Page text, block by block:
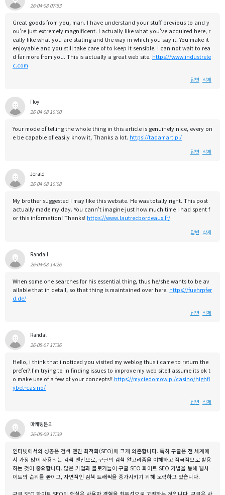
26-04-08 07:53
Great goods from you, man. I have understand your stuff previous to and y
ou're just extremely magnificent. I actually like what you've acquired here, r
eally like what you are stating and the way in which you say it. You make it
enjoyable and you still take care of to keep it sensible. I can not wait to rea
d far more from you. This is actually a great web site. https://www.industrele
c.com
답변 삭제
Floy
26-04-08 10:00
Your mode of telling the whole thing in this article is genuinely nice, every on
e be capable of easily know it, Thanks a lot. https://tadamart.pl/
답변 삭제
Jerald
26-04-08 10:08
My brother suggested I may like this website. He was totally right. This post
actually made my day. You cann't imagine just how much time I had spent f
or this information! Thanks! https://www.lautrecbordeaux.fr/
답변 삭제
Randall
26-04-08 14:26
When some one searches for his essential thing, thus he/she wants to be av
ailable that in detail, so that thing is maintained over here. https://fuehrpfer
d.de/
답변 삭제
Randal
26-05-07 17:36
Hello, i think that i noticed you visited my weblog thus i came to return the
prefer?.I'm trying to in finding issues to improve my web site!I assume its ok t
o make use of a few of your concepts!! https://myciedomow.pl/casino/highfl
ybet-casino/
답변 삭제
마케팅문의
26-05-09 17:39
인터넷에서의 성공은 검색 엔진 최적화(SEO)에 크게 의존합니다. 특히 구글은 전 세계에
서 가장 많이 사용되는 검색 엔진으로, 구글의 검색 알고리즘을 이해하고 적극적으로 활용
하는 것이 중요합니다. 많은 기업과 블로거들이 구글 SEO 화이트 SEO 기법을 통해 웹사
이트의 순위를 높이고, 자연적인 검색 트래픽을 증가시키기 위해 노력하고 있습니다.